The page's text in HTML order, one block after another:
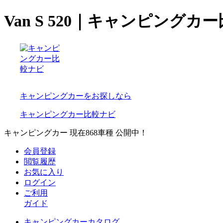
Van S 520｜キャンピングカ
キャンピングカーをお探しなら
キャンピングカー比較ナビ
キャンピングカー 現在868車種 公開中！
会員登録
閲覧履歴
お気に入り
ログイン
ご利用
ガイド